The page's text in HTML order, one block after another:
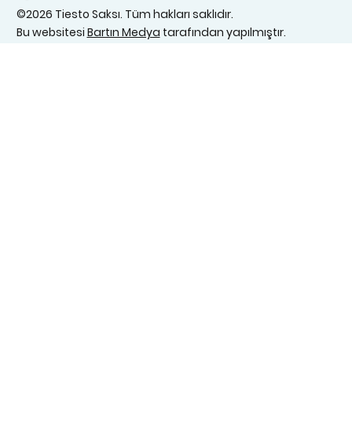
©2026 Tiesto Saksı. Tüm hakları saklıdır.
Bu websitesi Bartın Medya tarafından yapılmıştır.